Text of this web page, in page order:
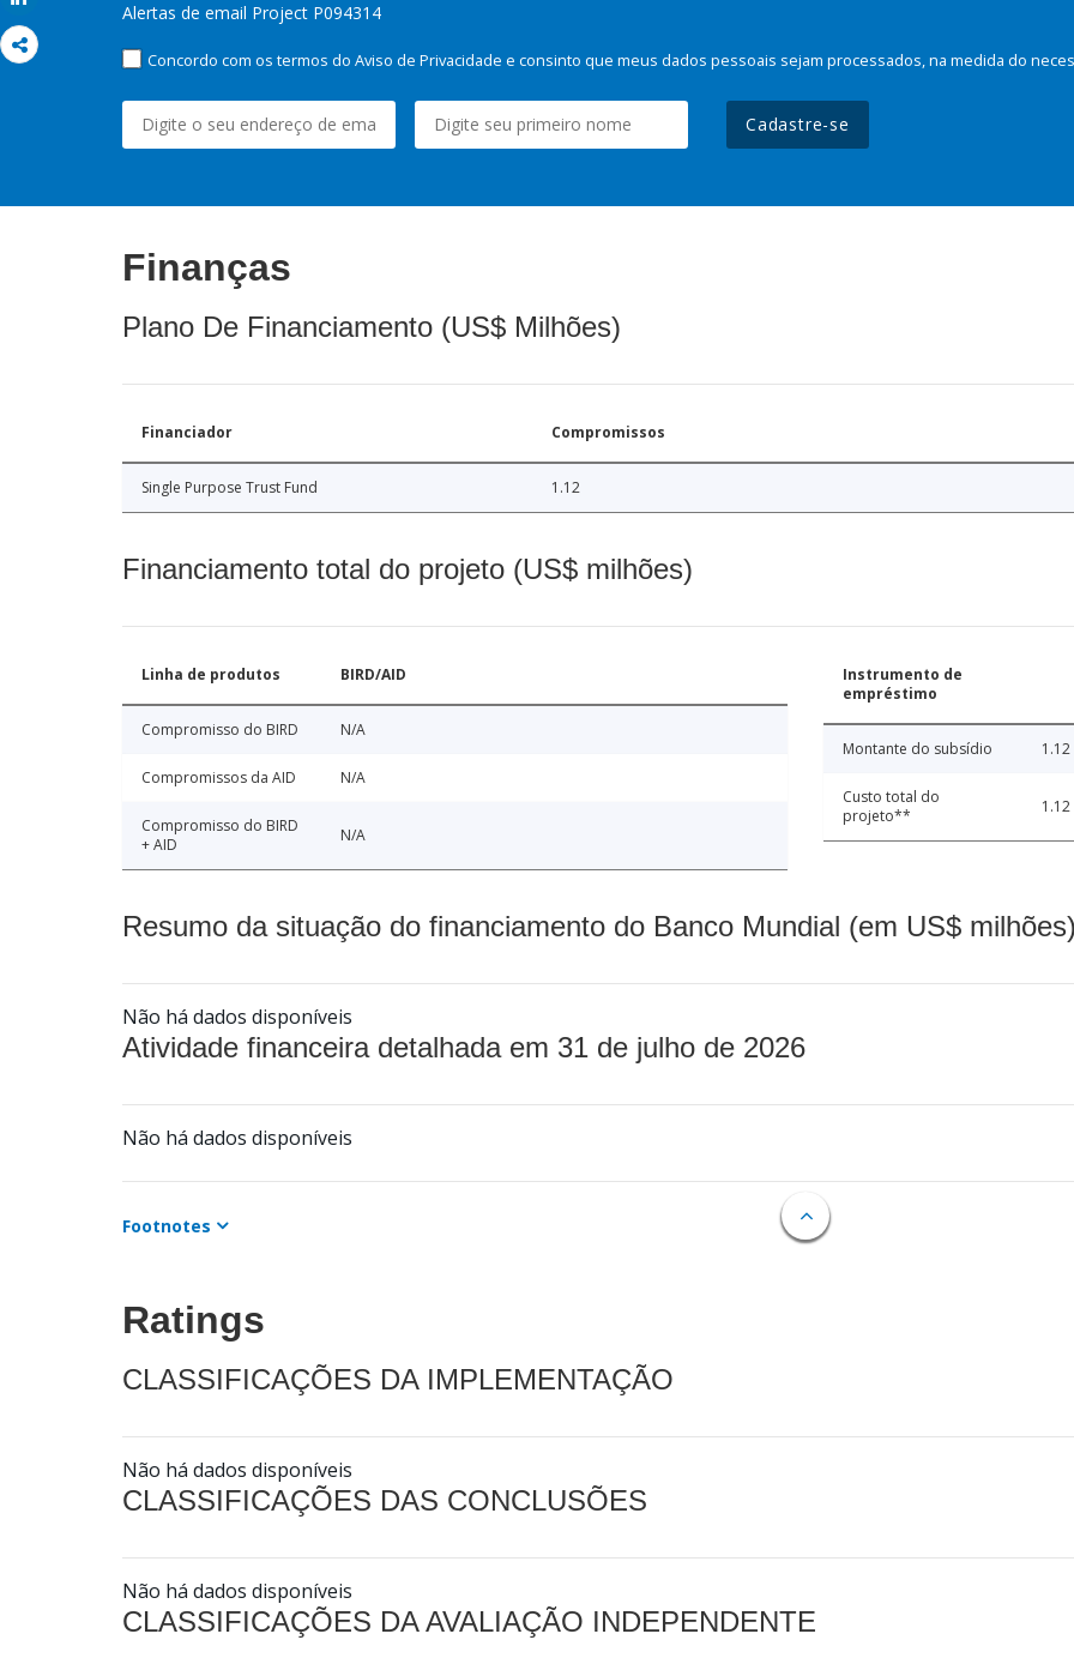
Alertas de email Project P094314
Concordo com os termos do Aviso de Privacidade e consinto que meus dados pessoais sejam processados, na medida do
Cadastre-se
Finanças
Plano De Financiamento (US$ Milhões)
Financiador Compromissos
Single Purpose Trust Fund 1.12
Financiamento total do projeto (US$ milhões)
Linha de produtos BIRD/AID
Compromisso do BIRD N/A
Compromissos da AID N/A
Compromisso do BIRD
+ AID
N/A
Instrumento de
empréstimo
Montante do subsídio 1.12
Custo total do
projeto**
1.12
Resumo da situação do financiamento do Banco Mundial (em US$
Não há dados disponíveis
Atividade financeira detalhada em 31 de julho de 2026
Não há dados disponíveis
Footnotes
Ratings
CLASSIFICAÇÕES DA IMPLEMENTAÇÃO
Não há dados disponíveis
CLASSIFICAÇÕES DAS CONCLUSÕES
Não há dados disponíveis
CLASSIFICAÇÕES DA AVALIAÇÃO INDEPENDENTE